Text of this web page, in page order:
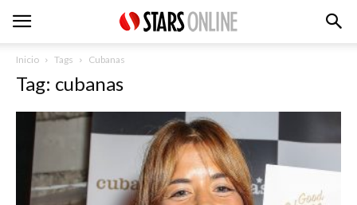
Inicio Tags Cubanas
Tag: cubanas